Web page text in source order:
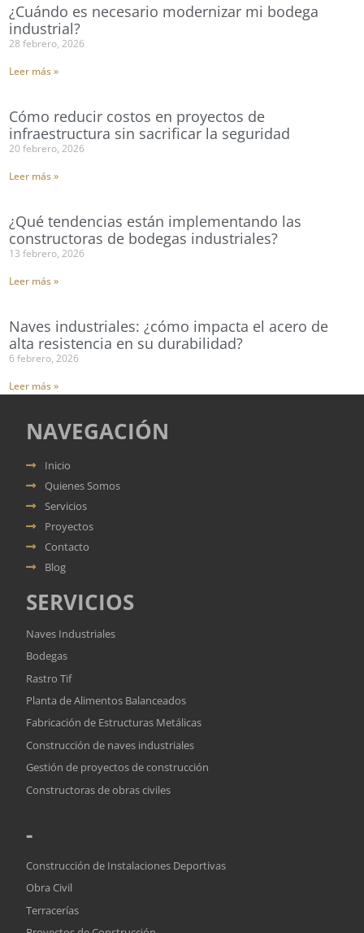
¿Cuándo es necesario modernizar mi bodega
industrial?
28 febrero, 2026
Leer más »
Cómo reducir costos en proyectos de
infraestructura sin sacrificar la seguridad
20 febrero, 2026
Leer más »
¿Qué tendencias están implementando las
constructoras de bodegas industriales?
13 febrero, 2026
Leer más »
Naves industriales: ¿cómo impacta el acero de
alta resistencia en su durabilidad?
6 febrero, 2026
Leer más »
NAVEGACIÓN
Inicio
Quienes Somos
Servicios
Proyectos
Contacto
Blog
SERVICIOS
Naves Industriales
Bodegas
Rastro Tif
Planta de Alimentos Balanceados
Fabricación de Estructuras Metálicas
Construcción de naves industriales
Gestión de proyectos de construcción
Constructoras de obras civiles
-
Construcción de Instalaciones Deportivas
Obra Civil
Terracerías